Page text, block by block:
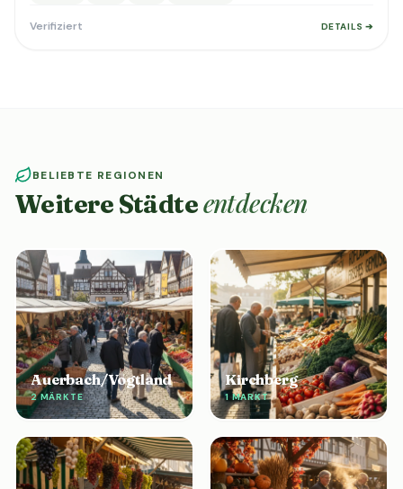
Verifiziert DETAILS ➔
BELIEBTE REGIONEN
Weitere Städteentdecken
Auerbach/Vogtland
2 MÄRKTE
Kirchberg
1 MARKT